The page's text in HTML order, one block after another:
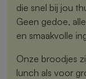
die snel bij jou
Geen gedoe,
en smaakvolle
Onze broodjes
lunch als voor